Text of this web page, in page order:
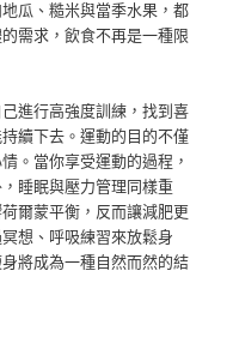
瓜、糙米與當季水果，都
需求，飲食不再是一種限
進行高強度訓練，找到喜
續下去。運動的目的不僅
。當你享受運動的過程，
睡眠與壓力管理同樣重
爾蒙平衡，反而讓減肥更
想、呼吸練習來放鬆身
將成為一種自然而然的結